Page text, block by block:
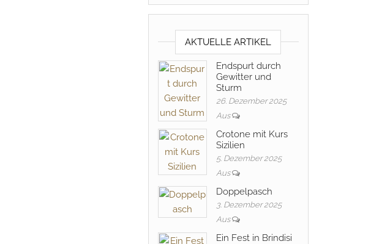
AKTUELLE ARTIKEL
Endspurt durch
Gewitter und
Sturm
26. Dezember 2025
Aus
Crotone mit Kurs
Sizilien
5. Dezember 2025
Aus
Doppelpasch
3. Dezember 2025
Aus
Ein Fest in Brindisi